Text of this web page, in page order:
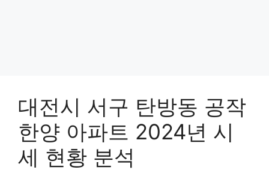
대전시 서구 탄방동 공작
한양 아파트 2024년 시
세 현황 분석